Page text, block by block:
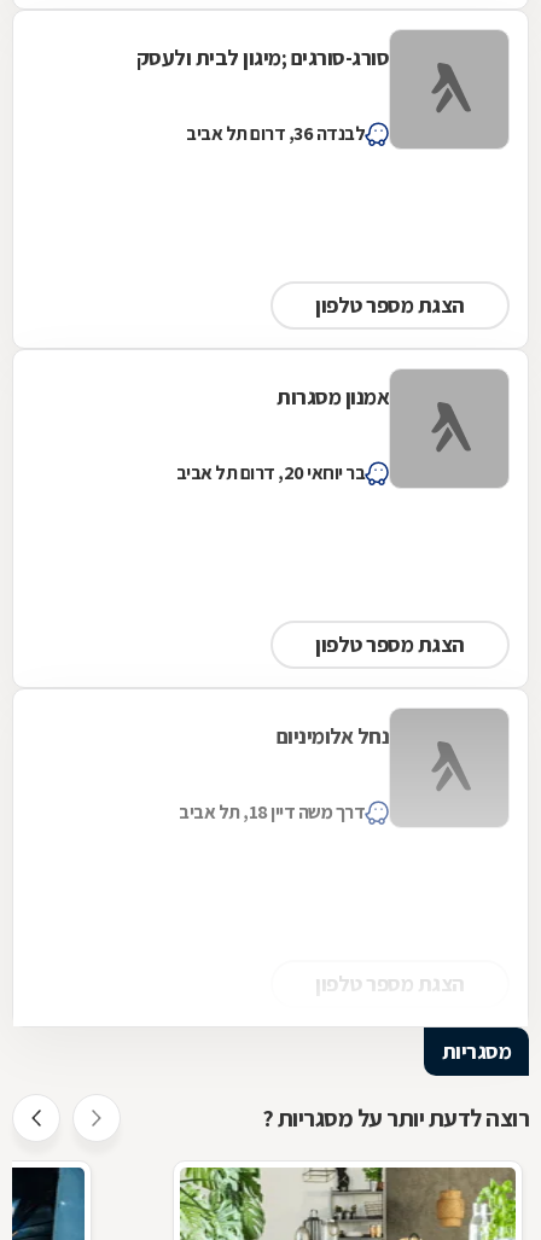
סורג-סורגים ;מיגון לבית ולעסק
לבנדה 36, דרום תל אביב
הצגת מספר טלפון
אמנון מסגרות
בר יוחאי 20, דרום תל אביב
הצגת מספר טלפון
נחל אלומיניום
דרך משה דיין 18, תל אביב
הצגת מספר טלפון
מסגריות
רוצה לדעת יותר על מסגריות ?